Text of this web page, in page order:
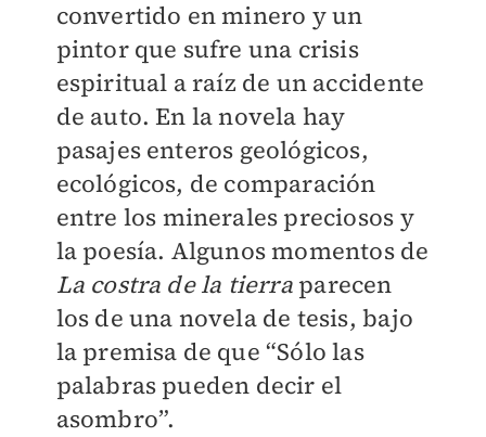
convertido en minero y un
pintor que sufre una crisis
espiritual a raíz de un accidente
de auto. En la novela hay
pasajes enteros geológicos,
ecológicos, de comparación
entre los minerales preciosos y
la poesía. Algunos momentos de
La costra de la tierraparecen
los de una novela de tesis, bajo
la premisa de que “Sólo las
palabras pueden decir el
asombro”.